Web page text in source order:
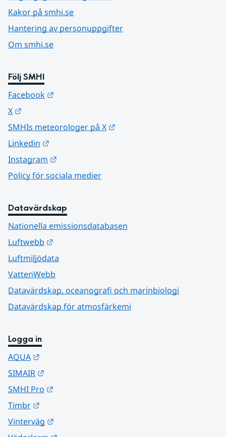
Kakor på smhi.se
Hantering av personuppgifter
Om smhi.se
Följ SMHI
Facebook
X
SMHIs meteorologer på X
Linkedin
Instagram
Policy för sociala medier
Datavärdskap
Nationella emissionsdatabasen
Luftwebb
Luftmiljödata
VattenWebb
Datavärdskap, oceanografi och marinbiologi
Datavärdskap för atmosfärkemi
Logga in
AQUA
SIMAIR
SMHI Pro
Timbr
Vinterväg